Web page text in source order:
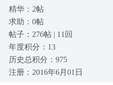
精华：2帖
求助：0帖
帖子：276帖 | 11回
年度积分：13
历史总积分：975
注册：2016年6月01日